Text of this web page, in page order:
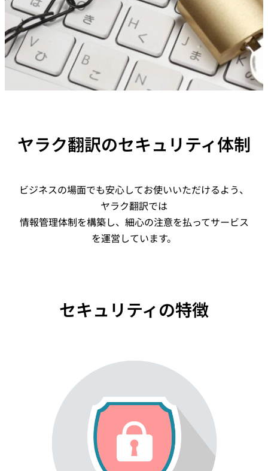
ヤラク翻訳のセキュリティ体制
ビジネスの場面でも安心してお使いいただけるよう、
ヤラク翻訳では
情報管理体制を構築し、細心の注意を払ってサービス
を運営しています。
セキュリティの特徴